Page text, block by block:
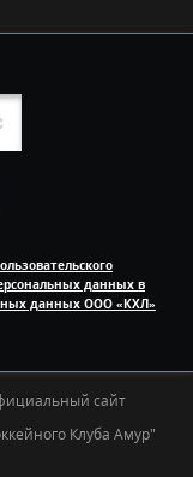
данных в
данных ООО «КХЛ»
сайт
Клуба Амур"